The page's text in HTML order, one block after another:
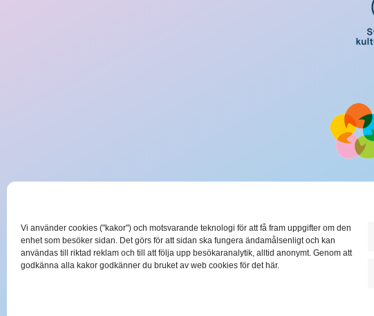
Vi använder cookies ("kakor") och motsvarande teknologi för att få fram uppgifter om den
enhet som besöker sidan. Det görs för att sidan ska fungera ändamålsenligt och kan
användas till riktad reklam och till att följa upp besökaranalytik, alltid anonymt. Genom att
godkänna alla kakor godkänner du bruket av web cookies för det här.